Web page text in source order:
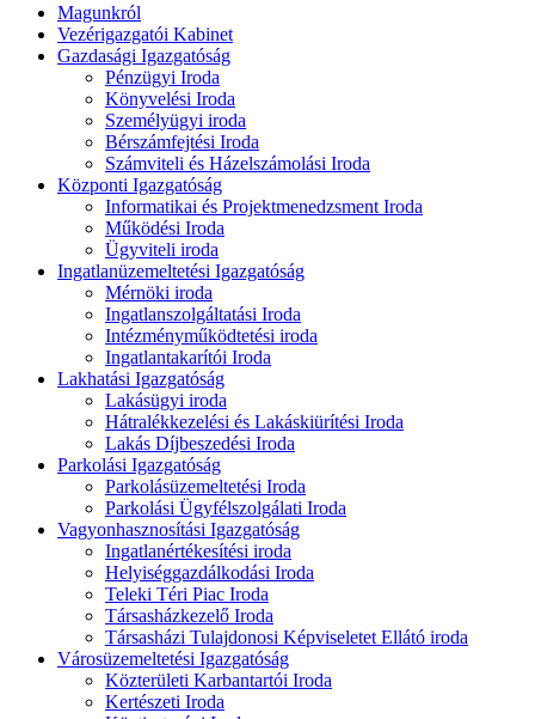
Magunkról
Vezérigazgatói Kabinet
Gazdasági Igazgatóság
Pénzügyi Iroda
Könyvelési Iroda
Személyügyi iroda
Bérszámfejtési Iroda
Számviteli és Házelszámolási Iroda
Központi Igazgatóság
Informatikai és Projektmenedzsment Iroda
Működési Iroda
Ügyviteli iroda
Ingatlanüzemeltetési Igazgatóság
Mérnöki iroda
Ingatlanszolgáltatási Iroda
Intézményműködtetési iroda
Ingatlantakarítói Iroda
Lakhatási Igazgatóság
Lakásügyi iroda
Hátralékkezelési és Lakáskiürítési Iroda
Lakás Díjbeszedési Iroda
Parkolási Igazgatóság
Parkolásüzemeltetési Iroda
Parkolási Ügyfélszolgálati Iroda
Vagyonhasznosítási Igazgatóság
Ingatlanértékesítési iroda
Helyiséggazdálkodási Iroda
Teleki Téri Piac Iroda
Társasházkezelő Iroda
Társasházi Tulajdonosi Képviseletet Ellátó iroda
Városüzemeltetési Igazgatóság
Közterületi Karbantartói Iroda
Kertészeti Iroda